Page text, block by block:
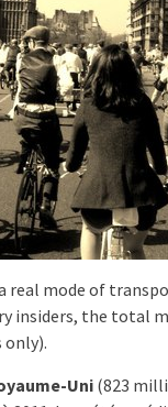
a real mode of
insiders, the total
only).
Uni (823